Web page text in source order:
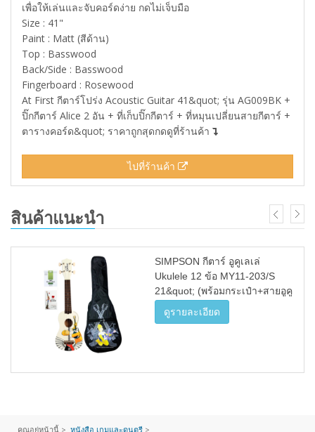
เพื่อให้เล่นและจับคอร์ดง่าย กดไม่เจ็บมือ
Size : 41"
Paint : Matt (สีด้าน)
Top : Basswood
Back/Side : Basswood
Fingerboard : Rosewood
At First กีตาร์โปร่ง Acoustic Guitar 41&quot; รุ่น AG009BK +
ปิ๊กกีตาร์ Alice 2 อัน + ที่เก็บปิ๊กกีตาร์ + ที่หมุนเปลี่ยนสายกีตาร์ +
ตารางคอร์ด&quot; ราคาถูกสุดกดดูที่ร้านค้า
ไปที่ร้านค้า
สินค้าแนะนำ
SIMPSON กีตาร์ อูคูเลเล่
Ukulele 12 ข้อ MY11-203/S
21&quot; (พร้อมกระเป๋า+สายอูคู
เลเล่+หนังสือสอนเล่น) WH
ดูรายละเอียด
คุณอยู่หน้านี้ > หนังสือ เกมและดนตรี >